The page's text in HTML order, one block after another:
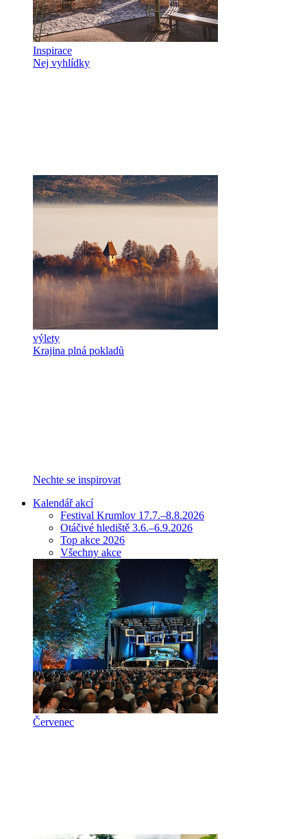
Inspirace
Nej vyhlídky
výlety
Krajina plná pokladů
Nechte se inspirovat
Kalendář akcí
Festival Krumlov 17.7.–8.8.2026
Otáčivé hlediště 3.6.–6.9.2026
Top akce 2026
Všechny akce
Červenec